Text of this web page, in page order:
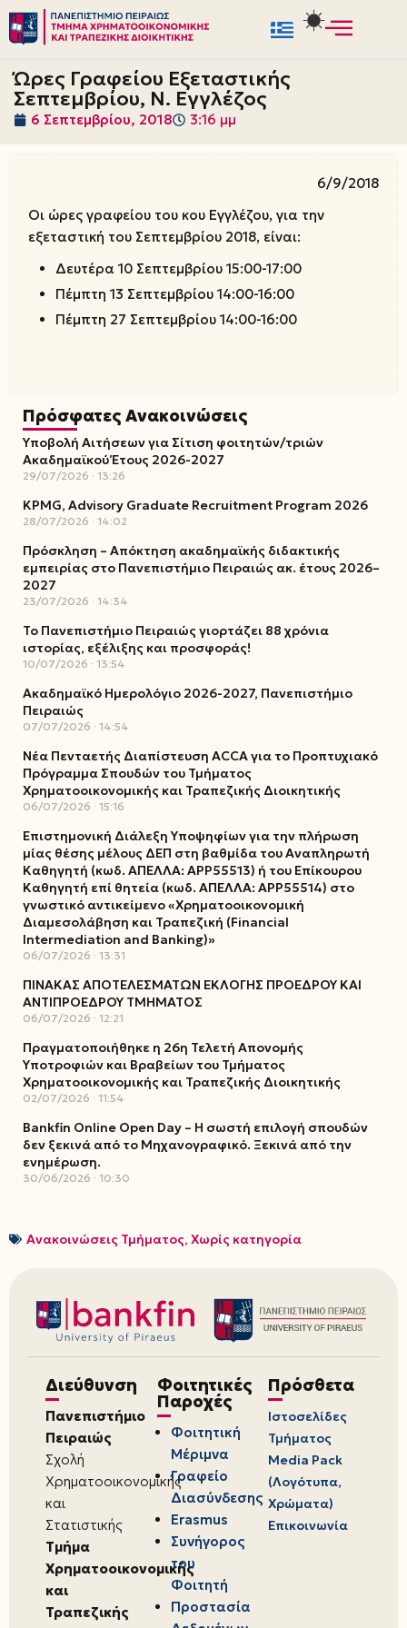
Μεταπηδήστε
στο
περιεχόμενο
Ώρες Γραφείου Εξεταστικής
Σεπτεμβρίου, Ν. Εγγλέζος
6 Σεπτεμβρίου, 2018 3:16 μμ
6/9/2018
Οι ώρες γραφείου του κου Εγγλέζου, για την
εξεταστική του Σεπτεμβρίου 2018, είναι:
Δευτέρα 10 Σεπτεμβρίου 15:00-17:00
Πέμπτη 13 Σεπτεμβρίου 14:00-16:00
Πέμπτη 27 Σεπτεμβρίου 14:00-16:00
Πρόσφατες Ανακοινώσεις
Υποβολή Αιτήσεων για Σίτιση φοιτητών/τριών
Ακαδημαϊκού Έτους 2026-2027
29/07/2026 13:26
KPMG, Advisory Graduate Recruitment Program 2026
28/07/2026 14:02
Πρόσκληση – Απόκτηση ακαδημαϊκής διδακτικής
εμπειρίας στο Πανεπιστήμιο Πειραιώς ακ. έτους 2026–
2027
23/07/2026 14:34
Το Πανεπιστήμιο Πειραιώς γιορτάζει 88 χρόνια
ιστορίας, εξέλιξης και προσφοράς!
10/07/2026 13:54
Ακαδημαϊκό Ημερολόγιο 2026-2027, Πανεπιστήμιο
Πειραιώς
07/07/2026 14:54
Νέα Πενταετής Διαπίστευση ACCA για το Προπτυχιακό
Πρόγραμμα Σπουδών του Τμήματος
Χρηματοοικονομικής και Τραπεζικής Διοικητικής
06/07/2026 15:16
Επιστημονική Διάλεξη Υποψηφίων για την πλήρωση
μίας θέσης μέλους ΔΕΠ στη βαθμίδα του Αναπληρωτή
Καθηγητή (κωδ. ΑΠΕΛΛΑ: ΑΡΡ55513) ή του Επίκουρου
Καθηγητή επί θητεία (κωδ. ΑΠΕΛΛΑ: ΑΡΡ55514) στο
γνωστικό αντικείμενο «Χρηματοοικονομική
Διαμεσολάβηση και Τραπεζική (Financial
Intermediation and Banking)»
06/07/2026 13:31
ΠΙΝΑΚΑΣ ΑΠΟΤΕΛΕΣΜΑΤΩΝ ΕΚΛΟΓΗΣ ΠΡΟΕΔΡΟΥ ΚΑΙ
ΑΝΤΙΠΡΟΕΔΡΟΥ ΤΜΗΜΑΤΟΣ
06/07/2026 12:21
Πραγματοποιήθηκε η 26η Τελετή Απονομής
Υποτροφιών και Βραβείων του Τμήματος
Χρηματοοικονομικής και Τραπεζικής Διοικητικής
02/07/2026 11:54
Bankfin Online Open Day – Η σωστή επιλογή σπουδών
δεν ξεκινά από το Μηχανογραφικό. Ξεκινά από την
ενημέρωση.
30/06/2026 10:30
Ανακοινώσεις Τμήματος, Χωρίς κατηγορία
Διεύθυνση
Πανεπιστήμιο
Πειραιώς
Σχολή
Χρηματοοικονομικής
και
Στατιστικής
Τμήμα
Χρηματοοικονομικής
και
Τραπεζικής
Φοιτητικές
Παροχές
Φοιτητική
Μέριμνα
Γραφείο
Διασύνδεσης
Erasmus
Συνήγορος
του
Φοιτητή
Προστασία
Πρόσθετα
Ιστοσελίδες
Τμήματος
Media Pack
(Λογότυπα,
Χρώματα)
Επικοινωνία